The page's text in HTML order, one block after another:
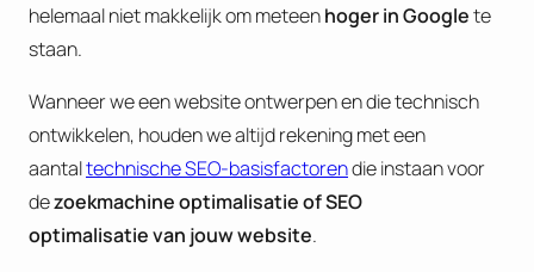
helemaal niet makkelijk om meteenhoger in Googlete
staan.
Wanneer we een website ontwerpen en die technisch
ontwikkelen, houden we altijd rekening met een
aantaltechnische SEO-basisfactorendie instaan voor
dezoekmachine optimalisatie ofSEO
optimalisatie van jouw website.